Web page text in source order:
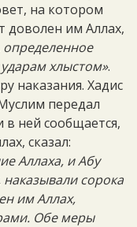
на котором
доволен им Аллах,
хлыстом».
наказания. Хадис
передал
в ней сообщается,
сказал:
Аллаха, и Абу
сорока
им Аллах,
Обе меры